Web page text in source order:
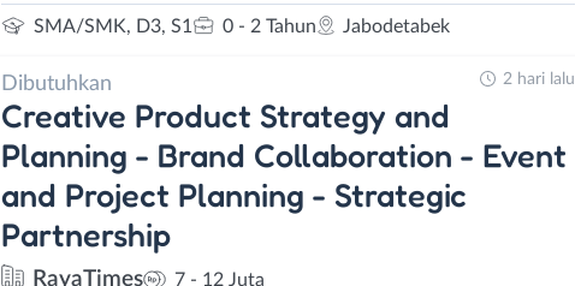
SMA/SMK, D3, S1 0 - 2 Tahun Jabodetabek
Dibutuhkan
Creative Product Strategy and
Planning - Brand Collaboration - Event
and Project Planning - Strategic
Partnership
RayaTimes 7 - 12 Juta
2 hari lalu